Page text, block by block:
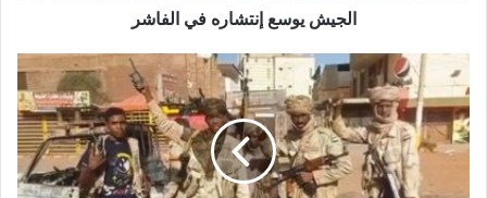
الجيش يوسع إنتشاره في الفاشر
بعد
تحرير
السوكي
…
هروب